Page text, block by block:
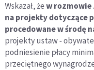
Wskazał, żew rozmowie
na projekty dotyczące
procedowane w środę
projekty ustaw -
podniesienie płacy
przeciętnego